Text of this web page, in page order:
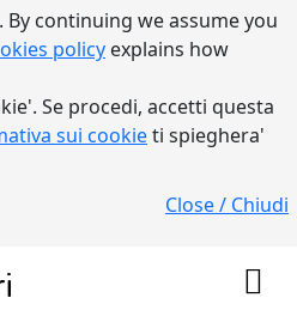
continuing we assume you
policy explains how
Se procedi, accetti questa
sui cookieti spieghera'
Close / Chiudi